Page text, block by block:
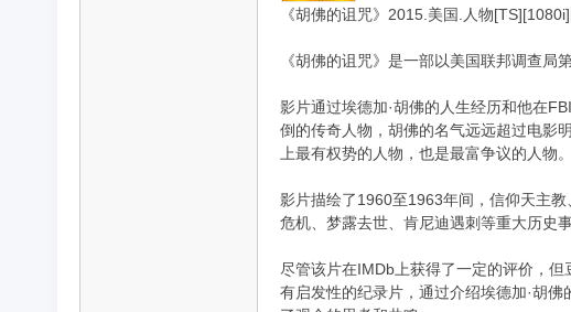
《胡佛的诅咒》2015.美国.人物
《胡佛的诅咒》是一部以美国联邦调查局
影片通过埃德加·胡佛的人生经历和他在
倒的传奇人物，胡佛的名气远远超过电影
上最有权势的人物，也是最富争议的人物。
影片描绘了1960至1963年间，信仰天主
危机、梦露去世、肯尼迪遇刺等重大历史
尽管该片在IMDb上获得了一定的评价，
有启发性的纪录片，通过介绍埃德加·胡